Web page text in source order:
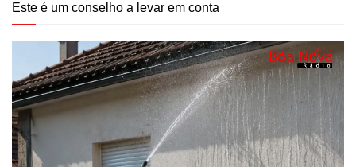
Este é um conselho a levar em conta